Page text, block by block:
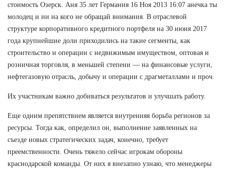
стоимость Озерск. Аня 35 лет Германия 16 Ноя 2013 16:07 анечка ты
молодец и ни на кого не обращай внимания. В отраслевой
структуре корпоративного кредитного портфеля на 30 июня 2017
года крупнейшие доли приходились на такие сегменты, как
строительство и операции с недвижимым имуществом, оптовая и
розничная торговля, в меньшей степени — на финансовые услуги,
нефтегазовую отрасль, добычу и операции с драгметаллами и проч.
Их участникам важно добиваться результатов и улучшать работу.
Еще одним препятствием является внутренняя борьба регионов за
ресурсы. Тогда как, определил он, выполнение заявленных на
съезде новых стратегических задач, конечно, требует
преемственности. Очень тяжело сейчас игрокам обороны
краснодарской команды. От них я внезапно узнаю, что менеджеры